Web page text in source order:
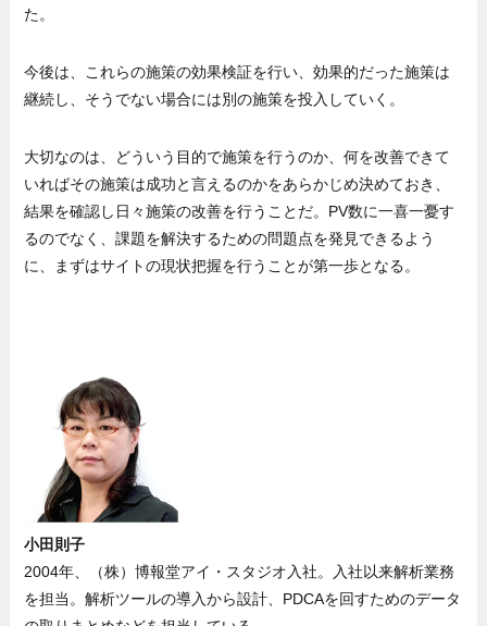
た。
今後は、これらの施策の効果検証を行い、効果的だった施策は
継続し、そうでない場合には別の施策を投入していく。
大切なのは、どういう目的で施策を行うのか、何を改善できて
いればその施策は成功と言えるのかをあらかじめ決めておき、
結果を確認し日々施策の改善を行うことだ。PV数に一喜一憂す
るのでなく、課題を解決するための問題点を発見できるよう
に、まずはサイトの現状把握を行うことが第一歩となる。
小田則子
2004年、（株）博報堂アイ・スタジオ入社。入社以来解析業務
を担当。解析ツールの導入から設計、PDCAを回すためのデータ